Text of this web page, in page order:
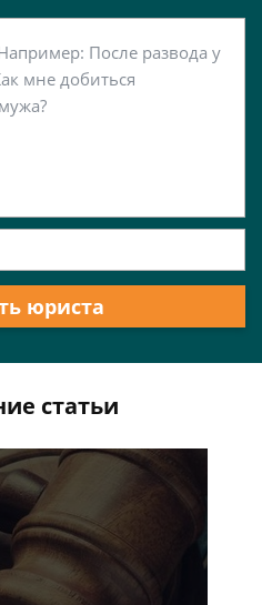
юриста
статьи